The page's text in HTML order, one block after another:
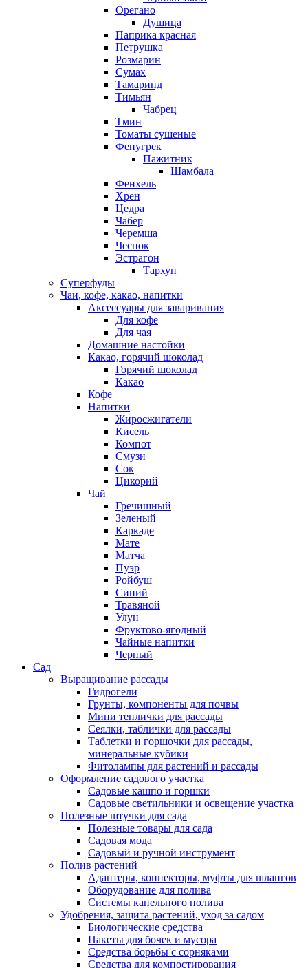
Орегано
Душица
Паприка красная
Петрушка
Розмарин
Сумах
Тамаринд
Тимьян
Чабрец
Тмин
Томаты сушеные
Фенугрек
Пажитник
Шамбала
Фенхель
Хрен
Цедра
Чабер
Черемша
Чеснок
Эстрагон
Тархун
Суперфуды
Чаи, кофе, какао, напитки
Аксессуары для заваривания
Для кофе
Для чая
Домашние настойки
Какао, горячий шоколад
Горячий шоколад
Какао
Кофе
Напитки
Жиросжигатели
Кисель
Компот
Смузи
Сок
Цикорий
Чай
Гречишный
Зеленый
Каркаде
Мате
Матча
Пуэр
Ройбуш
Синий
Травяной
Улун
Фруктово-ягодный
Чайные напитки
Черный
Сад
Выращивание рассады
Гидрогели
Грунты, компоненты для почвы
Мини теплички для рассады
Сеялки, таблички для рассады
Таблетки и горшочки для рассады,
минеральные кубики
Фитолампы для растений и рассады
Оформление садового участка
Садовые кашпо и горшки
Садовые светильники и освещение участка
Полезные штучки для сада
Полезные товары для сада
Садовая мода
Садовый и ручной инструмент
Полив растений
Адаптеры, коннекторы, муфты для шлангов
Оборудование для полива
Системы капельного полива
Удобрения, защита растений, уход за садом
Биологические средства
Пакеты для бочек и мусора
Средства борьбы с сорняками
Средства для компостирования